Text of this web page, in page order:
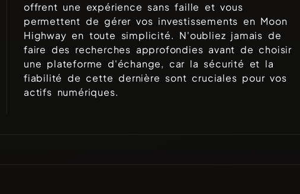
offrent une expérience sans faille et vous
permettent de gérer vos investissements en Moon
Highway en toute simplicité. N'oubliez jamais de
faire des recherches approfondies avant de choisir
une plateforme d'échange, car la sécurité et la
fiabilité de cette dernière sont cruciales pour vos
actifs numériques.